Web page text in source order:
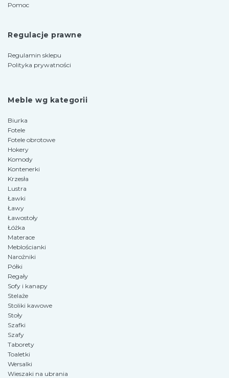
Pomoc
Regulacje prawne
Regulamin sklepu
Polityka prywatności
Meble wg kategorii
Biurka
Fotele
Fotele obrotowe
Hokery
Komody
Kontenerki
Krzesła
Lustra
Ławki
Ławy
Ławostoły
Łóżka
Materace
Meblościanki
Narożniki
Półki
Regały
Sofy i kanapy
Stelaże
Stoliki kawowe
Stoły
Szafki
Szafy
Taborety
Toaletki
Wersalki
Wieszaki na ubrania